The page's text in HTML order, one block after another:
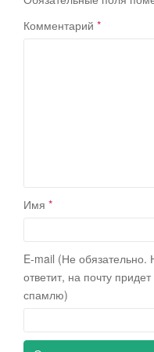
Комментарий *
Имя *
E-mail (Не обязательно.
ответит, на почту
спамлю)